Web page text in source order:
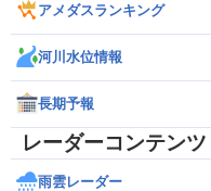
アメダスランキング
河川水位情報
長期予報
レーダーコンテンツ
雨雲レーダー